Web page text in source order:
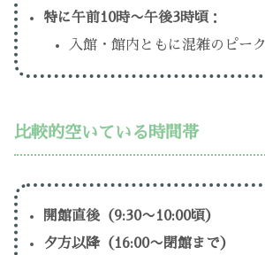
特に午前10時〜午後3時頃 ：
入館・館内ともに混雑のピーク
比較的空いている時間帯
開館直後（9:30〜10:00頃）
夕方以降（16:00〜閉館まで）